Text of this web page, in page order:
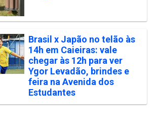
Brasil x Japão no telão às
14h em Caieiras: vale
chegar às 12h para ver
Ygor Levadão, brindes e
feira na Avenida dos
Estudantes